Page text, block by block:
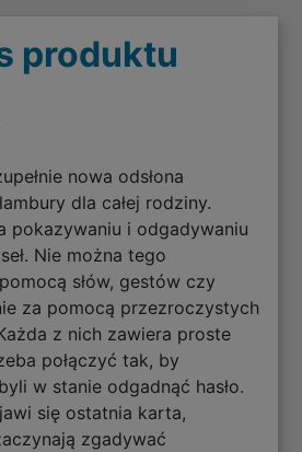
produktu
nowa odsłona
dla całej rodziny.
pokazywaniu i odgadywaniu
Nie można tego
słów, gestów czy
za pomocą przezroczystych
z nich zawiera proste
połączyć tak, by
w stanie odgadnąć hasło.
się ostatnia karta,
zgadywać